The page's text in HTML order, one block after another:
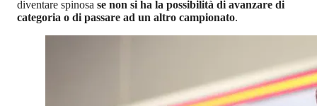
diventare spinosa se non si ha la possibilità di avanzare di
categoria o di passare ad un altro campionato.